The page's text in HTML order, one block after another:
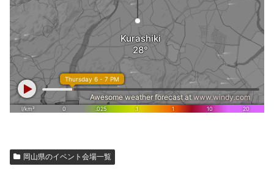
岡山県のイベント会場一覧